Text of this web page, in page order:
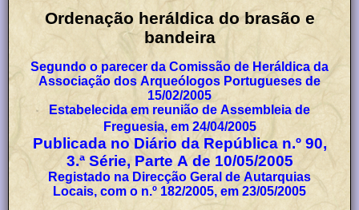
Ordenação heráldica do brasão e
bandeira
Segundo o parecer da Comissão de Heráldica da
Associação dos Arqueólogos Portugueses de
15/02/2005
Estabelecida em reunião de Assembleia de
Freguesia, em 24/04/2005
Publicada no Diário da República n.º 90,
3.ª Série, Parte A de 10/05/2005
Registado na Direcção Geral de Autarquias
Locais, com o n.º 182/2005, em 23/05/2005